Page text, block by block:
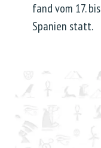
fand vom 17.
Spanien statt.